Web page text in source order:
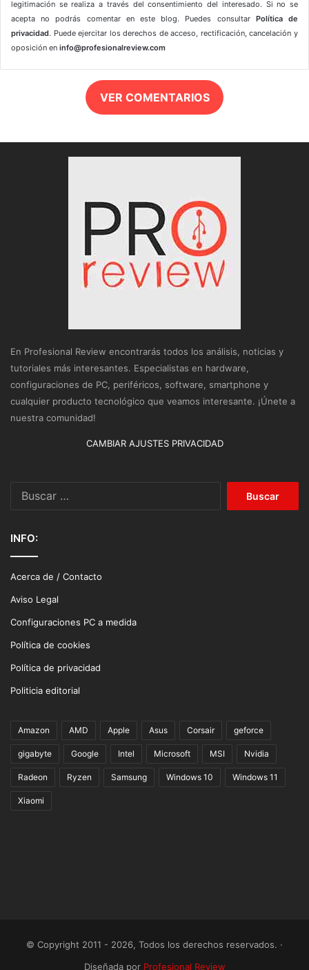
legitimación se realiza a través del consentimiento del interesado. Si no se
acepta no podrás comentar en este blog. Puedes consultar Política de
privacidad. Puede ejercitar los derechos de acceso, rectificación, cancelación y
oposición en info@profesionalreview.com
VER COMENTARIOS
En Profesional Review encontrarás todos los análisis, noticias y
tutoriales más interesantes. Especialistas en hardware,
configuraciones de PC, periféricos, software, smartphone y
cualquier producto tecnológico que veamos interesante. ¡Únete a
nuestra comunidad!
CAMBIAR AJUSTES PRIVACIDAD
INFO:
Acerca de / Contacto
Aviso Legal
Configuraciones PC a medida
Política de cookies
Política de privacidad
Politicia editorial
Amazon AMD Apple Asus Corsair geforce
gigabyte Google Intel Microsoft MSI Nvidia
Radeon Ryzen Samsung Windows 10 Windows 11
Xiaomi
© Copyright 2011 - 2026, Todos los derechos reservados. ·
Diseñada por Profesional Review